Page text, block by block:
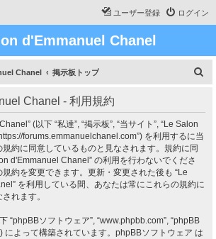
ログイン
ユーザー登録
d'Emmanuel Chanel
Chanel 掲示板トップ
Chanel - 利用規約
(以下 “私達”, “掲示板”, “当サイト”, “Le Salon
forums.emmanuelchanel.com”) を利用するに当
約に同意しているものと見なされます。規約に同
d'Emmanuel Chanel” の利用を行わないでくださ
約を変更できます。更新・変更された後も “Le
を利用している間、あなたは常にこれらの規約に
れます。
“phpBBソフトウェア”, “www.phpbb.com”, “phpBB
によって構築されています。phpBBソフトウェア は